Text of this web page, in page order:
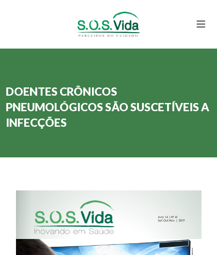
DOENTES CRÔNICOS
PNEUMOLÓGICOS SÃO SUSCETÍVEIS A
INFECÇÕES
FAQs and issues please refer to
Plugin Helpdocumentation.